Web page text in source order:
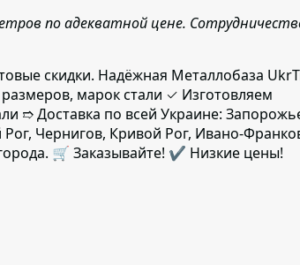
по адекватной цене.
скидки. Надёжная Металлобаза
марок стали ✓ Изготовляем
➱ Доставка по всей Украине:
Чернигов, Кривой Рог, Ивано-
🛒 Заказывайте! ✔️ Низкие цены!